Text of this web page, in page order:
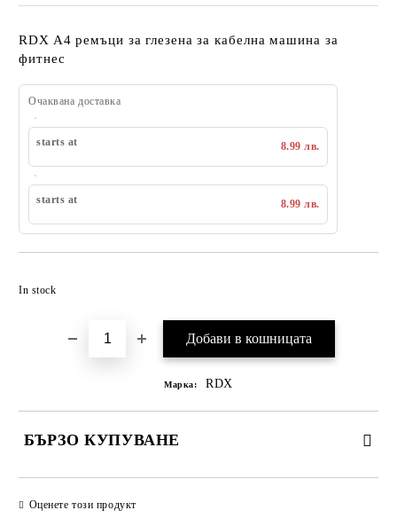
RDX A4 ремъци за глезена за кабелна машина за
фитнес
Очаквана доставка
starts at 8.99 лв.
starts at 8.99 лв.
In stock
Марка: RDX
БЪРЗО КУПУВАНЕ
Оценете този продукт